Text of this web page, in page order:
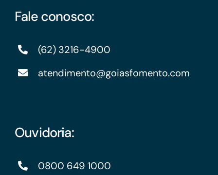
Fale conosco:
(62) 3216-4900
atendimento@goiasfomento.com
Ouvidoria:
0800 649 1000